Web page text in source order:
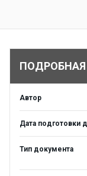
Автор
Дата подготовки
Тип документа